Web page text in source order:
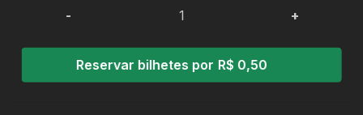
- +
Reservar bilhetes por R$ 0,50